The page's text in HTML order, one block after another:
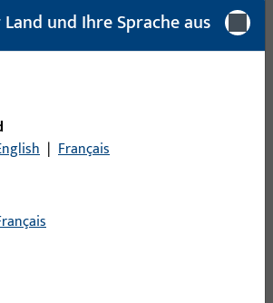
133
123
und Ihre Sprache aus
| Français